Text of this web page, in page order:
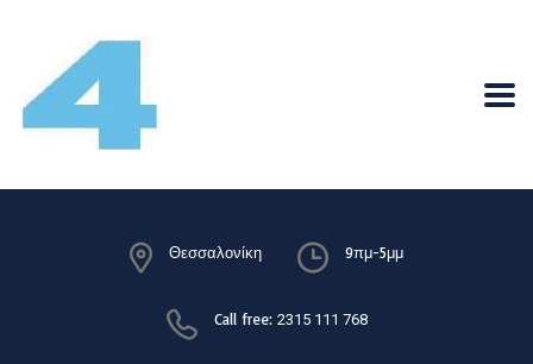
Θεσσαλονίκη 9πμ-5μμ
Call free: 2315 111 768